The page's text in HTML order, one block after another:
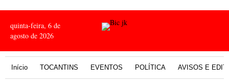
quinta-feira, 6 de
agosto de 2026
Início TOCANTINS EVENTOS POLÍTICA AVISOS E